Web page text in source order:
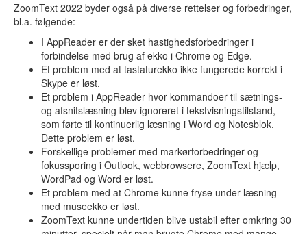
ZoomText 2022 byder også på diverse rettelser og forbedringer,
bl.a. følgende:
I AppReader er der sket hastighedsforbedringer i
forbindelse med brug af ekko i Chrome og Edge.
Et problem med at tastaturekko ikke fungerede korrekt i
Skype er løst.
Et problem i AppReader hvor kommandoer til sætnings-
og afsnitslæsning blev ignoreret i tekstvisningstilstand,
som førte til kontinuerlig læsning i Word og Notesblok.
Dette problem er løst.
Forskellige problemer med markørforbedringer og
fokussporing i Outlook, webbrowsere, ZoomText hjælp,
WordPad og Word er løst.
Et problem med at Chrome kunne fryse under læsning
med museekko er løst.
ZoomText kunne undertiden blive ustabil efter omkring 30